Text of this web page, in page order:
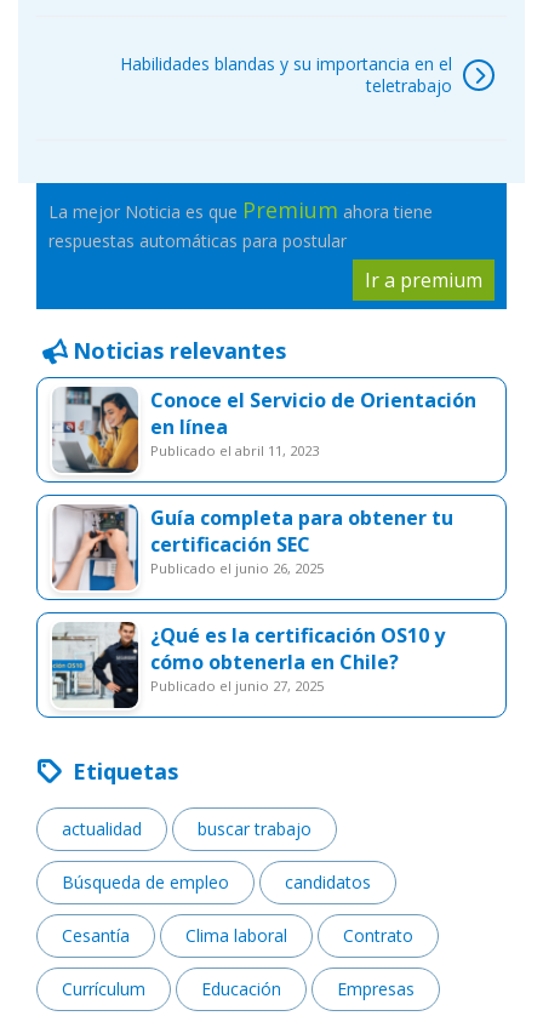
Habilidades blandas y su importancia en el
teletrabajo
La mejor Noticia es que Premium ahora tiene
respuestas automáticas para postular
Ir a premium
Noticias relevantes
Conoce el Servicio de Orientación
en línea
publicado el abril 11, 2023
Guía completa para obtener tu
certificación SEC
publicado el junio 26, 2025
¿Qué es la certificación OS10 y
cómo obtenerla en Chile?
publicado el junio 27, 2025
Etiquetas
actualidad buscar trabajo
Búsqueda de empleo candidatos
Cesantía Clima laboral Contrato
Currículum Educación Empresas